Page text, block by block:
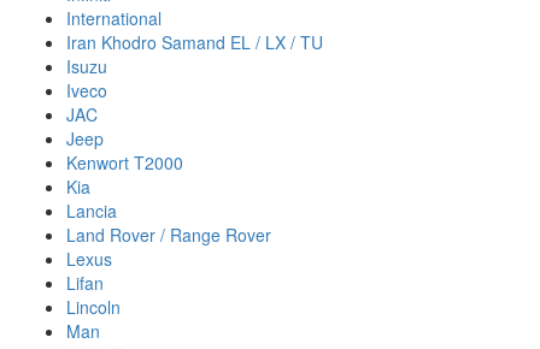
International
Iran Khodro Samand EL / LX / TU
Isuzu
Iveco
JAC
Jeep
Kenwort T2000
Kia
Lancia
Land Rover / Range Rover
Lexus
Lifan
Lincoln
Man